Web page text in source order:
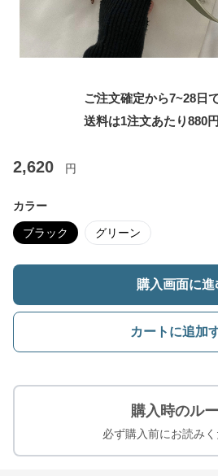
ご注文確定から7~28日
送料は1注文あたり880
2,620 円
カラー
ブラック グリーン
購入画面に進
カートに追加
購入時のル
必ず購入前にお読みく